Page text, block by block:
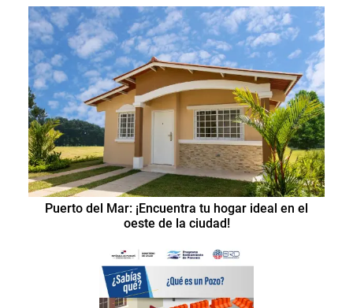
Puerto del Mar: ¡Encuentra tu hogar ideal en el
oeste de la ciudad!